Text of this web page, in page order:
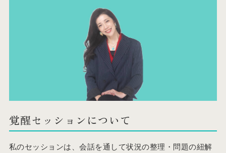
申し込み・お問い合わせ
覚醒セッションについて
私のセッションは、会話を通して状況の整理・問題の紐解